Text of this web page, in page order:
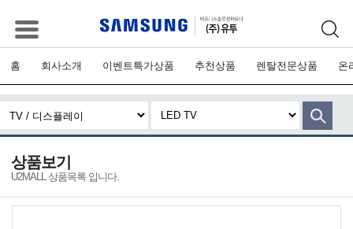
홈 회사소개 이벤트특가상품 추천상품 렌탈전문상품 온
상품보기
U2MALL 상품목록 입니다.